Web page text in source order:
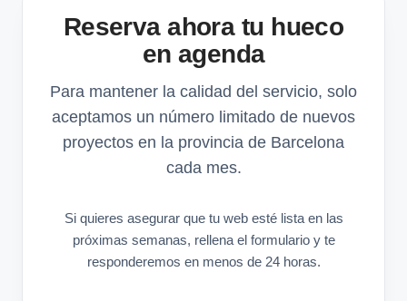
Reserva ahora tu hueco
en agenda
Para mantener la calidad del servicio, solo
aceptamos un número limitado de nuevos
proyectos en la provincia de Barcelona
cada mes.
Si quieres asegurar que tu web esté lista en las
próximas semanas, rellena el formulario y te
responderemos en menos de 24 horas.